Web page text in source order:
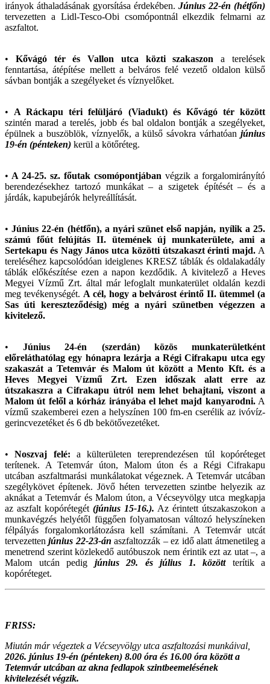
irányok áthaladásának gyorsítása érdekében. Június 22-én (hétfőn)
tervezetten a Lidl-Tesco-Obi csomópontnál elkezdik felmarni az
aszfaltot.
• Kővágó tér és Vallon utca közti szakaszon a terelések
fenntartása, átépítése mellett a belváros felé vezető oldalon külső
sávban bontják a szegélyeket és víznyelőket.
• A Ráckapu téri felüljáró (Viadukt) és Kővágó tér között
szintén marad a terelés, jobb és bal oldalon bontják a szegélyeket,
épülnek a buszöblök, víznyelők, a külső sávokra várhatóan június
19-én (pénteken) kerül a kötőréteg.
• A 24-25. sz. főutak csomópontjában végzik a forgalomirányító
berendezésekhez tartozó munkákat – a szigetek építését – és a
járdák, kapubejárók helyreállítását.
•Június 22-én (hétfőn), a nyári szünet első napján, nyílik a 25.
számú főút felújítás II. ütemének új munkaterülete, ami a
Sertekapu és Nagy János utca közötti útszakaszt érinti majd. A
tereléséhez kapcsolódóan ideiglenes KRESZ táblák és oldalakadály
táblák előkészítése ezen a napon kezdődik. A kivitelező a Heves
Megyei Vízmű Zrt. által már lefoglalt munkaterület oldalán kezdi
meg tevékenységét. A cél, hogy a belvárost érintő II. ütemmel (a
Sas úti kereszteződésig) még a nyári szünetben végezzen a
kivitelező.
•Június 24-én (szerdán) közös munkaterületként
előreláthatólag egy hónapra lezárja a Régi Cifrakapu utca egy
szakaszát a Tetemvár és Malom út között a Mento Kft. és a
Heves Megyei Vízmű Zrt. Ezen időszak alatt erre az
útszakaszra a Cifrakapu útról nem lehet behajtani, viszont a
Malom út felől a kórház irányába el lehet majd kanyarodni.A
vízmű szakemberei ezen a helyszínen 100 fm-en cserélik az ivóvíz-
gerincvezetéket és 6 db bekötővezetéket.
•Noszvaj felé: a külterületen tereprendezésen túl kopóréteget
terítenek. A Tetemvár úton, Malom úton és a Régi Cifrakapu
utcában aszfaltmarási munkálatokat végeznek. A Tetemvár utcában
szegélykövet építenek. Jövő héten tervezetten szintbe helyezik az
aknákat a Tetemvár és Malom úton, a Vécseyvölgy utca megkapja
az aszfalt kopórétegét (június 15-16.). Az érintett útszakaszokon a
munkavégzés helyétől függően folyamatosan változó helyszíneken
félpályás forgalomkorlátozásra kell számítani. A Tetemvár utcát
tervezetten június 22-23-án aszfaltozzák – ez idő alatt átmenetileg a
menetrend szerint közlekedő autóbuszok nem érintik ezt az utat –, a
Malom utcán pedig június 29. és július 1. között
terítik a
kopóréteget.
FRISS:
Miután már végeztek a Vécseyvölgy utca aszfaltozási munkáival,
2026. június 19-én (pénteken) 8.00 óra és 16.00 óra között a
Tetemvár utcában az akna fedlapok szintbeemelésének
kivitelezését végzik.